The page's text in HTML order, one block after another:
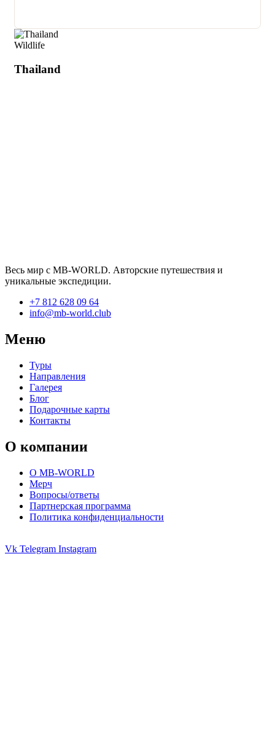
Wildlife
Thailand
Весь мир с MB-WORLD. Авторские путешествия и
уникальные экспедиции.
+7 812 628 09 64
info@mb-world.club
Меню
Туры
Направления
Галерея
Блог
Подарочные карты
Контакты
О компании
О MB-WORLD
Мерч
Вопросы/ответы
Партнерская программа
Политика конфиденциальности
Vk Telegram Instagram